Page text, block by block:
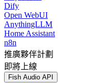
Dify
Open WebUI
AnythingLLM
Home Assistant
n8n
推廣夥伴計劃
即將上線
Fish Audio API